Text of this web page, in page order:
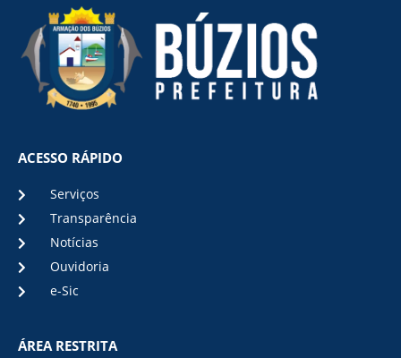
ACESSO RÁPIDO
Serviços
Transparência
Notícias
Ouvidoria
e-Sic
ÁREA RESTRITA